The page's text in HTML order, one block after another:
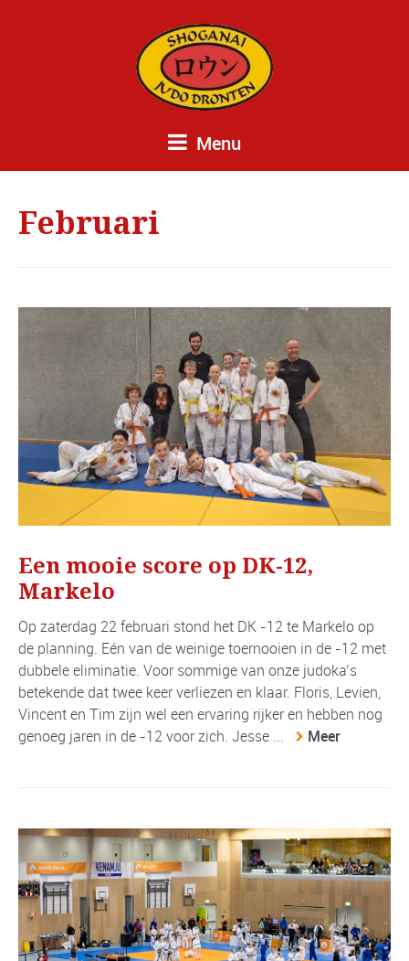
Menu
Februari
Een mooie score op DK-12,
Markelo
Op zaterdag 22 februari stond het DK -12 te Markelo op
de planning. Eén van de weinige toernooien in de -12 met
dubbele eliminatie. Voor sommige van onze judoka’s
betekende dat twee keer verliezen en klaar. Floris, Levien,
Vincent en Tim zijn wel een ervaring rijker en hebben nog
genoeg jaren in de -12 voor zich. Jesse ...
Meer